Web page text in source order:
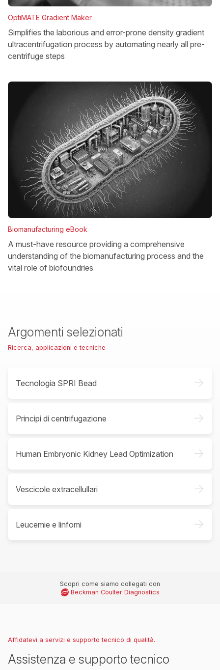
OptiMATE Gradient Maker
Simplifies the laborious and error-prone density gradient
ultracentrifugation process by automating nearly all pre-
centrifuge steps
Biomanufacturing eBook
A must-have resource providing a comprehensive
understanding of the biomanufacturing process and the
vital role of biofoundries
Argomenti selezionati
Ricerca, applicazioni e tecniche
Tecnologia SPRI Bead ->
Principi di centrifugazione ->
Human Embryonic Kidney Lead Optimization ->
Vescicole extracellullari ->
Leucemie e linfomi ->
Scopri come siamo collegati con
Beckman Coulter Diagnostics
Affidatevi a servizi e supporto tecnico di qualità.
Assistenza e supporto tecnico